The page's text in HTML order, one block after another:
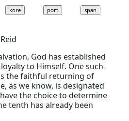
God has established
to Himself. One such
the faithful returning of
as we know, is designated
the choice to determine
tenth has already been